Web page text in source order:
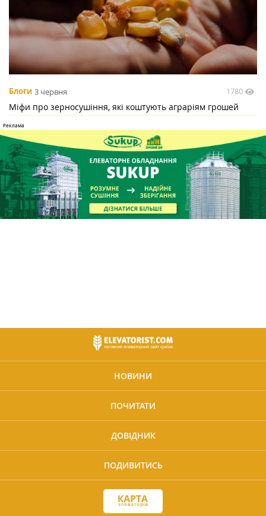
Блоги 3 червня 1780
Міфи про зерносушіння, які коштують аграріям грошей
НОВИНИ
ПОЧИТАТИ
ДОВІДНИК
ПОДИВИТИСЬ